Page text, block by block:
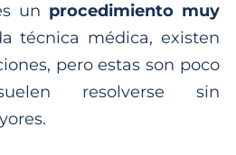
un procedimiento muy
técnica médica, existen
pero estas son poco
resolverse sin